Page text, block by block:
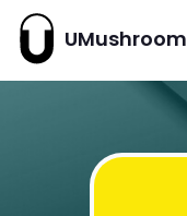
UMushroom